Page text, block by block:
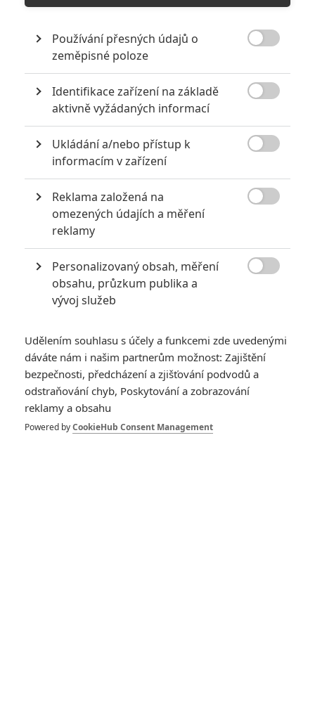
Pokračování ukázala
Počet článků: 18
Obrázky
Počet obrázků: 1
Komentáře
Počet komentářů: 0 Vstoupit do diskuze
Používání přesných údajů o
zeměpisné poloze
Identifikace zařízení na základě
aktivně vyžádaných informací
Ukládání a/nebo přístup k
informacím v zařízení
Reklama založená na
omezených údajích a měření
reklamy
Personalizovaný obsah, měření
obsahu, průzkum publika a
vývoj služeb
Udělením souhlasu s účely a funkcemi zde uvedenými
dáváte nám i našim partnerům možnost: Zajištění
bezpečnosti, předcházení a zjišťování podvodů a
odstraňování chyb, Poskytování a zobrazování
reklamy a obsahu
Powered byCookieHub Consent Management